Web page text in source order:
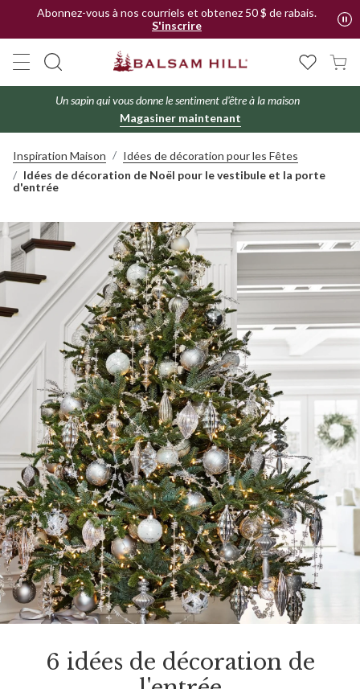
Abonnez-vous à nos courriels et obtenez 50 $ de rabais.
S'inscrire
Un sapin qui vous donne le sentiment d'être à la maison
Magasiner maintenant
Inspiration Maison
Idées de décoration pour les Fêtes
Idées de décoration de Noël pour le vestibule et la porte
d'entrée
6 idées de décoration de